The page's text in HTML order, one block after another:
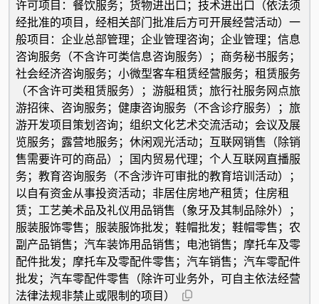
许可项目：餐饮服务；货物进出口；技术进出口（依法须
经批准的项目，经相关部门批准后方可开展经营活动）一
般项目：企业总部管理；企业管理咨询；企业管理；信息
咨询服务（不含许可类信息咨询服务）；商务秘书服务；
社会经济咨询服务；小微型客车租赁经营服务；租赁服务
（不含许可类租赁服务）；游艇租赁；旅行社服务网点旅
游招徕、咨询服务；健康咨询服务（不含诊疗服务）；旅
游开发项目策划咨询；组织文化艺术交流活动；会议及展
览服务；露营地服务；休闲观光活动；互联网销售（除销
售需要许可的商品）；国内贸易代理；个人互联网直播服
务；教育咨询服务（不含涉许可审批的教育培训活动）；
以自有资金从事投资活动；非居住房地产租赁；住房租
赁；工艺美术品及礼仪用品销售（象牙及其制品除外）；
服装服饰零售；服装服饰批发；鞋帽批发；鞋帽零售；农
副产品销售；汽车装饰用品销售；电池销售；摩托车及零
配件批发；摩托车及零配件零售；汽车销售；汽车零配件
批发；汽车零配件零售（除许可业务外，可自主依法经营
法律法规非禁止或限制的项目）